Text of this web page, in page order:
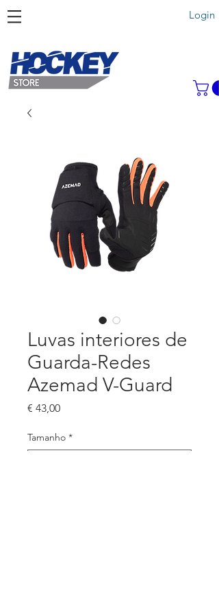
Login
Luvas interiores de
Guarda-Redes
Azemad V-Guard
€ 43,00Preço
Tamanho *